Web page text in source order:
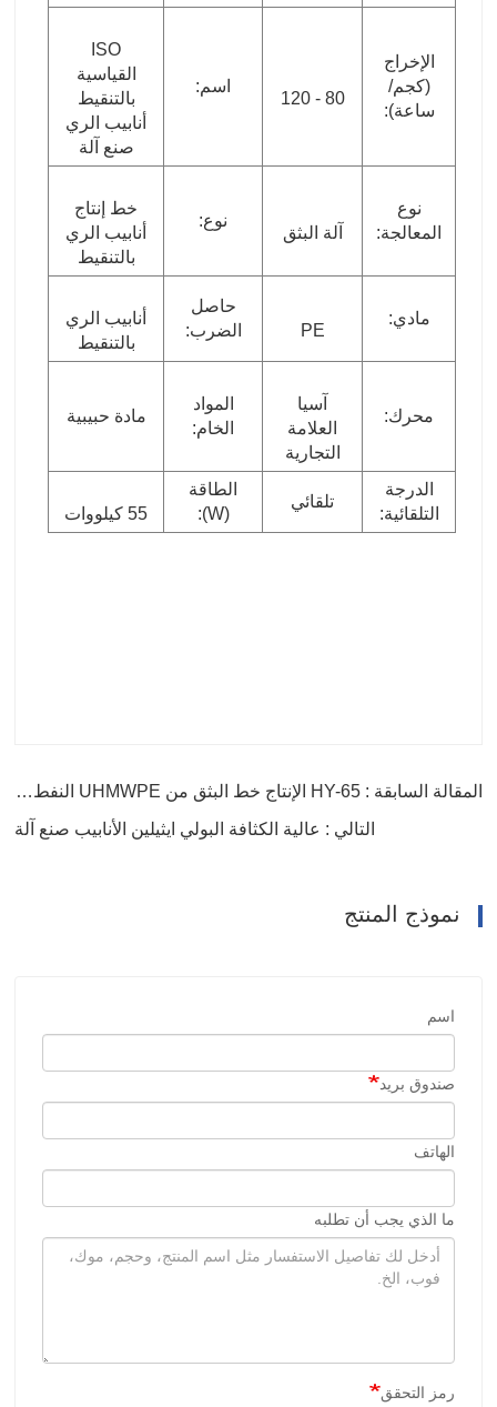
الإخراج
(كجم/
ساعة):
80 - 120
اسم:
ISO
القياسية
بالتنقيط
أنابيب الري
صنع آلة
نوع
المعالجة:
آلة البثق
نوع:
خط إنتاج
أنابيب الري
بالتنقيط
مادي:
PE
حاصل
الضرب:
أنابيب الري
بالتنقيط
محرك:
آسيا
العلامة
التجارية
المواد
الخام:
مادة حبيبية
الدرجة
التلقائية:
تلقائي
الطاقة
(W):
55 كيلووات
المقالة السابقة : HY-65 الإنتاج خط البثق من UHMWPE النفط جيدا بطانة الأنابيب
التالي : عالية الكثافة البولي ايثيلين الأنابيب صنع آلة
نموذج المنتج
اسم
صندوق بريد
الهاتف
ما الذي يجب أن تطلبه
رمز التحقق